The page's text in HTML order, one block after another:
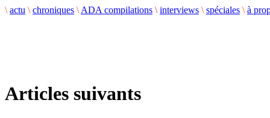
\ actu \ chroniques \ ADA compilations \ interviews \ spéciales \ à
Articles suivants